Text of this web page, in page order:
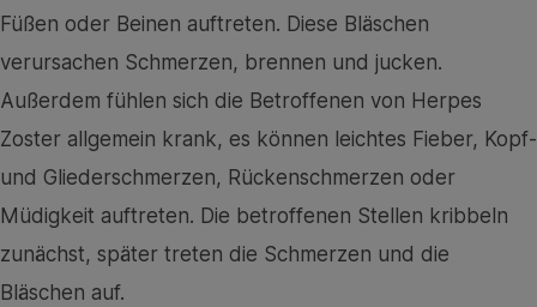
Füßen oder Beinen auftreten. Diese Bläschen
verursachen Schmerzen, brennen und jucken.
Außerdem fühlen sich die Betroffenen von Herpes
Zoster allgemein krank, es können leichtes Fieber, Kopf-
und Gliederschmerzen, Rückenschmerzen oder
Müdigkeit auftreten. Die betroffenen Stellen kribbeln
zunächst, später treten die Schmerzen und die
Bläschen auf.